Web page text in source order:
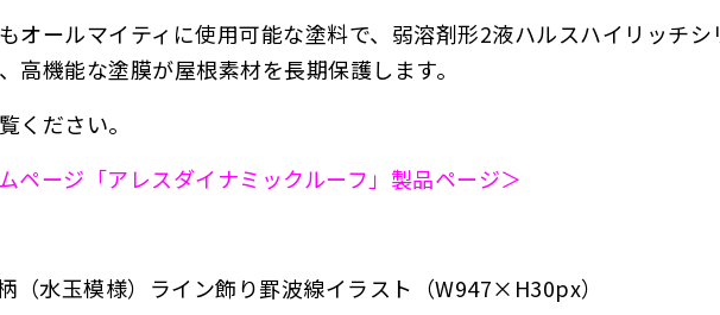
オールマイティに使用可能な塗料で、弱溶剤形2液ハルスハイリッチシ
高機能な塗膜が屋根素材を長期保護します。
ください。
ページ「アレスダイナミックルーフ」製品ページ＞